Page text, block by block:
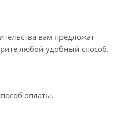
вам предложат
любой удобный способ.
оплаты.